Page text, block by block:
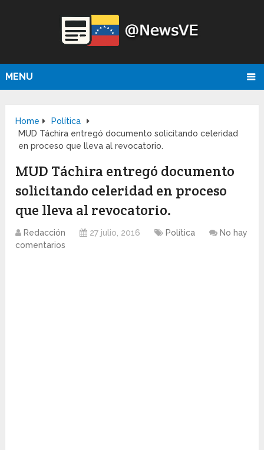
MENU
Home
Política
MUD Táchira entregó documento solicitando celeridad
en proceso que lleva al revocatorio.
MUD Táchira entregó documento
solicitando celeridad en proceso
que lleva al revocatorio.
Redacción 27 julio, 2016 Política
No hay
comentarios